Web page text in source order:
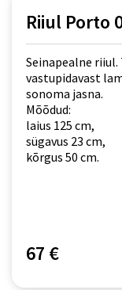
Riiul Porto
Seinapealne
vastupidavast
sonoma jasna.
Mõõdud:
laius 125 cm,
sügavus 23 cm,
kõrgus 50 cm.
67 €